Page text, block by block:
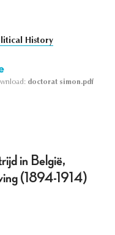
History
doctorat simon.pdf
in België,
(1894-1914)